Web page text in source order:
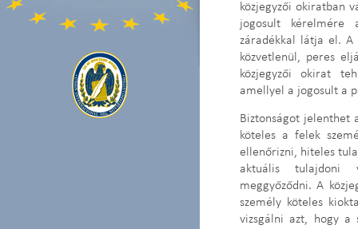
közjegyzői okiratban
jogosult kérelmére
záradékkal látja el. A
közvetlenül, peres
közjegyzői okirat
amellyel a jogosult a
Biztonságot jelenthet
köteles a felek
ellenőrizni, hiteles
aktuális tulajdoni
meggyőződni. A
személy köteles
vizsgálni azt, hogy a